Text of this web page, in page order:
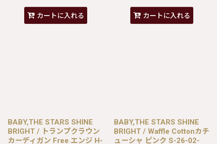
カートに入れる カートに入れる
BABY,THE STARS SHINE
BRIGHT / トランプクラウン
カーディガン Free エンジ H-
BABY,THE STARS SHINE
BRIGHT / Waffle Cottonカチ
ューシャ ピンク S-26-02-